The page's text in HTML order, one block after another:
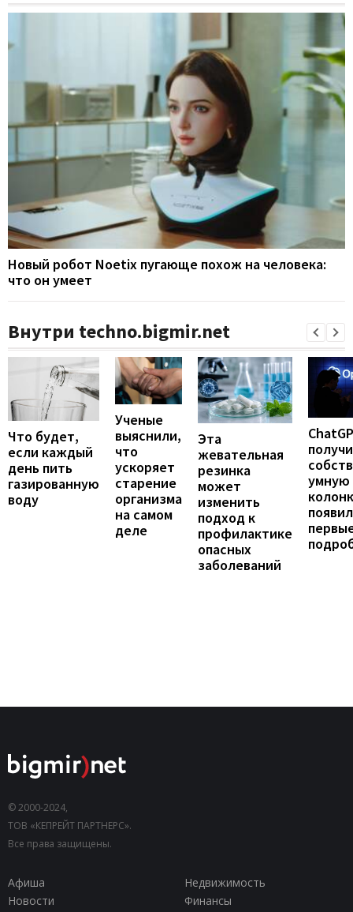
Новый робот Noetix пугающе похож на человека:
что он умеет
Внутри techno.bigmir.net
Что будет,
если каждый
день пить
газированную
воду
Ученые
выяснили,
что
ускоряет
старение
организма
на самом
деле
Эта
жевательная
резинка
может
изменить
подход к
профилактике
опасных
заболеваний
умную
© 2000-2024,
ТОВ «КЕПРЕЙТ ПАРТНЕРС».
Все права защищены.
Афиша
Недвижимость
Новости
Финансы